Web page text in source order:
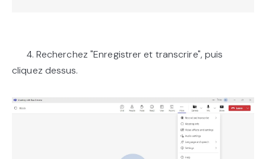
4. Recherchez "Enregistrer et transcrire", puis
cliquez dessus.